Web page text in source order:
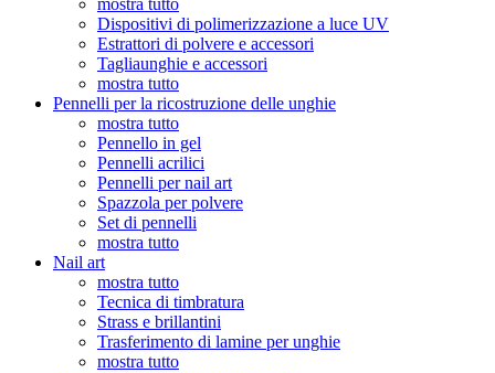
mostra tutto
Dispositivi di polimerizzazione a luce UV
Estrattori di polvere e accessori
Tagliaunghie e accessori
mostra tutto
Pennelli per la ricostruzione delle unghie
mostra tutto
Pennello in gel
Pennelli acrilici
Pennelli per nail art
Spazzola per polvere
Set di pennelli
mostra tutto
Nail art
mostra tutto
Tecnica di timbratura
Strass e brillantini
Trasferimento di lamine per unghie
mostra tutto